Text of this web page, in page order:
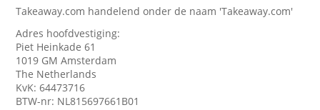
Takeaway.com handelend onder de naam 'Takeaway.com'
Adres hoofdvestiging:
Piet Heinkade 61
1019 GM Amsterdam
The Netherlands
KvK: 64473716
BTW-nr: NL815697661B01